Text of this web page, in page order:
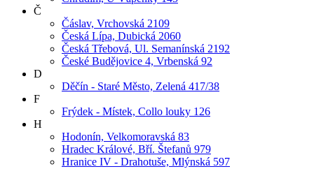
Č
Čáslav, Vrchovská 2109
Česká Lípa, Dubická 2060
Česká Třebová, Ul. Semanínská 2192
České Budějovice 4, Vrbenská 92
D
Děčín - Staré Město, Zelená 417/38
F
Frýdek - Místek, Collo louky 126
H
Hodonín, Velkomoravská 83
Hradec Králové, Bří. Štefanů 979
Hranice IV - Drahotuše, Mlýnská 597